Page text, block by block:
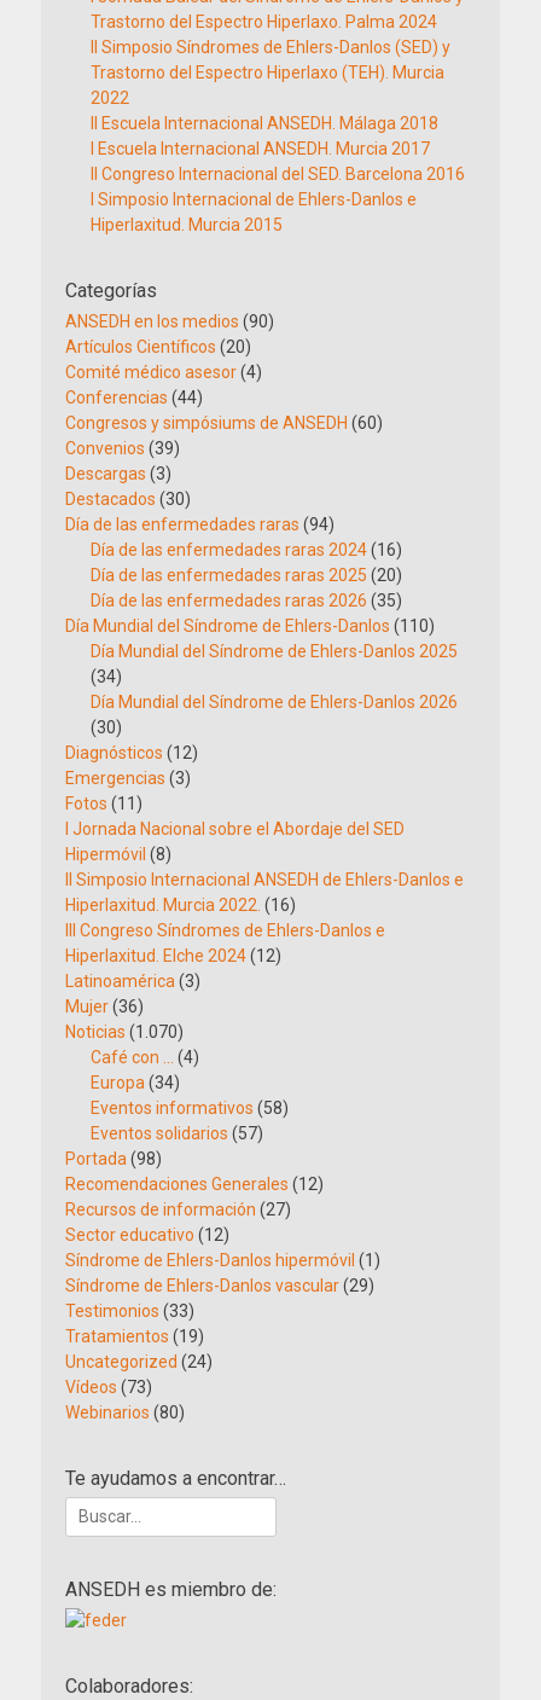
Trastorno del Espectro Hiperlaxo. Palma 2024
II Simposio Síndromes de Ehlers-Danlos (SED) y
Trastorno del Espectro Hiperlaxo (TEH). Murcia
2022
II Escuela Internacional ANSEDH. Málaga 2018
I Escuela Internacional ANSEDH. Murcia 2017
II Congreso Internacional del SED. Barcelona 2016
I Simposio Internacional de Ehlers-Danlos e
Hiperlaxitud. Murcia 2015
Categorías
ANSEDH en los medios (90)
Artículos Científicos (20)
Comité médico asesor(4)
Conferencias (44)
Congresos y simpósiums de ANSEDH (60)
Convenios (39)
Descargas (3)
Destacados (30)
Día de las enfermedades raras (94)
Día de las enfermedades raras 2024(16)
Día de las enfermedades raras 2025 (20)
Día de las enfermedades raras 2026 (35)
Día Mundial del Síndrome de Ehlers-Danlos (110)
Día Mundial del Síndrome de Ehlers-Danlos 2025
(34)
Día Mundial del Síndrome de Ehlers-Danlos 2026
(30)
Diagnósticos (12)
Emergencias (3)
Fotos (11)
I Jornada Nacional sobre el Abordaje del SED
Hipermóvil (8)
II Simposio Internacional ANSEDH de Ehlers-Danlos e
Hiperlaxitud. Murcia 2022. (16)
III Congreso Síndromes de Ehlers-Danlos e
Hiperlaxitud. Elche 2024(12)
Latinoamérica (3)
Mujer(36)
Noticias (1.070)
Café con …
(4)
Europa (34)
Eventos informativos (58)
Eventos solidarios (57)
Portada (98)
Recomendaciones Generales (12)
Recursos de información (27)
Sector educativo (12)
Síndrome de Ehlers-Danlos hipermóvil (1)
Síndrome de Ehlers-Danlos vascular(29)
Testimonios (33)
Tratamientos (19)
Uncategorized (24)
Vídeos (73)
Webinarios (80)
Te ayudamos a encontrar…
Buscar:
ANSEDH es miembro de:
Colaboradores: